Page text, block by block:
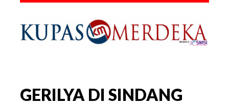
GERILYA DI SINDANG